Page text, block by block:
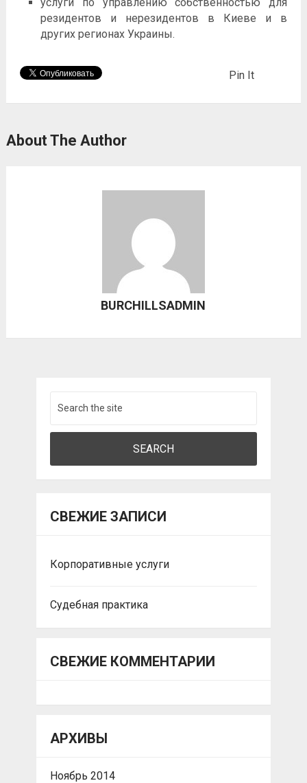
резидентов и нерезидентов в Киеве и в
других регионах Украины.
Pin It
About The Author
BURCHILLSADMIN
СВЕЖИЕ ЗАПИСИ
Корпоративные услуги
Судебная практика
СВЕЖИЕ КОММЕНТАРИИ
АРХИВЫ
Ноябрь 2014